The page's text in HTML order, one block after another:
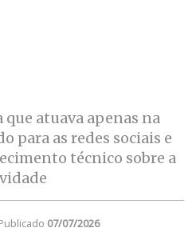
atuava apenas na
para as redes sociais e
técnico sobre a
07/07/2026